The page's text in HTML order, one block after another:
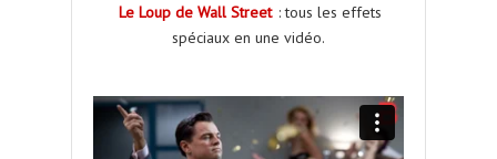
Le Loup de Wall Street : tous les effets
spéciaux en une vidéo.